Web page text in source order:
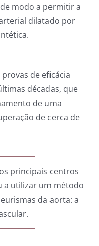
modo a permitir a
dilatado por
de eficácia
décadas, que
de uma
de cerca de
principais centros
a utilizar um método
da aorta: a